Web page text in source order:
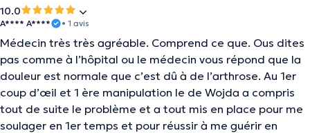
10.0
A**** A**** • 1 avis
Médecin très très agréable. Comprend ce que. Ous dites
pas comme à l’hôpital ou le médecin vous répond que la
douleur est normale que c’est dû à de l’arthrose. Au 1er
coup d’œil et 1 ère manipulation le de Wojda a compris
tout de suite le problème et a tout mis en place pour me
soulager en 1er temps et pour réussir à me guérir en